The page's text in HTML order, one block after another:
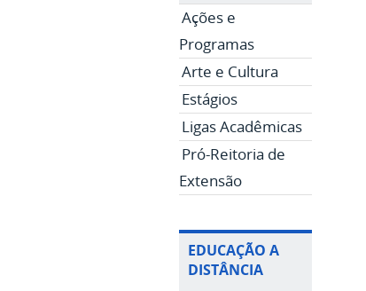
Ações e
Programas
Arte e Cultura
Estágios
Ligas Acadêmicas
Pró-Reitoria de
Extensão
EDUCAÇÃO A
DISTÂNCIA